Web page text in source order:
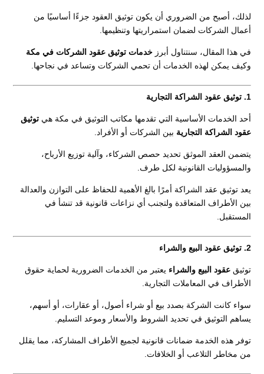
لذلك، أصبح من الضروري أن يكون توثيق العقود جزءًا أساسيًا من
أعمال الشركات لضمان استمراريتها وتنظيمها.
في هذا المقال، سنتناول أبرز خدمات توثيق عقود الشركات في مكة
وكيف يمكن لهذه الخدمات أن تحمي الشركات وتساعد في نجاحها.
1. توثيق عقود الشراكة التجارية
أحد الخدمات الأساسية التي تقدمها مكاتب التوثيق في مكة هي توثيق
عقود الشراكة التجارية بين الشركات أو الأفراد.
يتضمن العقد الموثق تحديد حصص الشركاء، وآلية توزيع الأرباح،
والمسؤوليات القانونية لكل طرف.
يعد توثيق عقد الشراكة أمرًا بالغ الأهمية للحفاظ على التوازن والعدالة
بين الأطراف المتعاقدة ولتجنب أي نزاعات قانونية قد تنشأ في
المستقبل.
2. توثيق عقود البيع والشراء
توثيق عقود البيع والشراء يعتبر من الخدمات الضرورية لحماية حقوق
الأطراف في المعاملات التجارية.
سواء كانت الشركة بصدد بيع أو شراء أصول، أو عقارات، أو أسهم،
يساهم التوثيق في تحديد الشروط والأسعار وموعد التسليم.
توفر هذه الخدمة ضمانات قانونية لجميع الأطراف المشاركة، مما يقلل
من مخاطر التلاعب أو الخلافات.